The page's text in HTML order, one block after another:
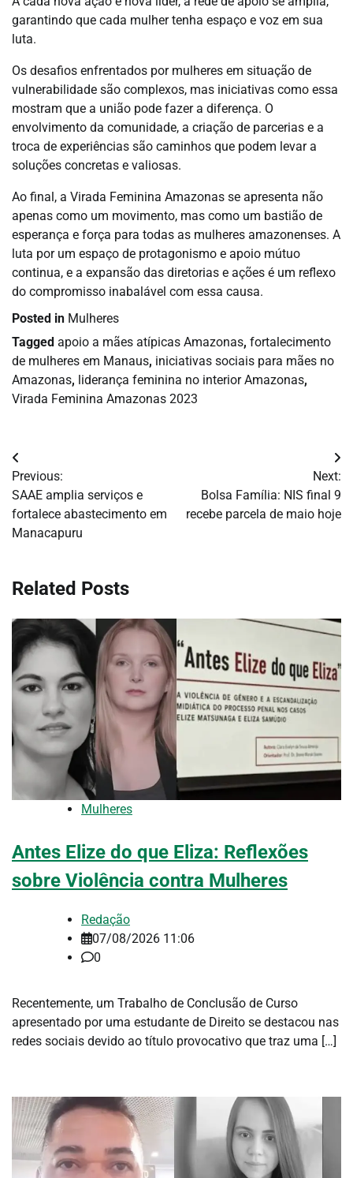
garantindo que cada mulher tenha espaço e voz em sua
luta.
Os desafios enfrentados por mulheres em situação de
vulnerabilidade são complexos, mas iniciativas como essa
mostram que a união pode fazer a diferença. O
envolvimento da comunidade, a criação de parcerias e a
troca de experiências são caminhos que podem levar a
soluções concretas e valiosas.
Ao final, a Virada Feminina Amazonas se apresenta não
apenas como um movimento, mas como um bastião de
esperança e força para todas as mulheres amazonenses. A
luta por um espaço de protagonismo e apoio mútuo
continua, e a expansão das diretorias e ações é um reflexo
do compromisso inabalável com essa causa.
Posted in Mulheres
Tagged apoio a mães atípicas Amazonas, fortalecimento
de mulheres em Manaus, iniciativas sociais para mães no
Amazonas, liderança feminina no interior Amazonas,
Virada Feminina Amazonas 2023
Navegação
de
Post
Previous:
SAAE amplia serviços e
fortalece abastecimento em
Manacapuru
Next:
Bolsa Família: NIS final 9
recebe parcela de maio hoje
Related Posts
Mulheres
Antes Elize do que Eliza: Reflexões
sobre Violência contra Mulheres
Redação
07/08/2026 11:06
0
Recentemente, um Trabalho de Conclusão de Curso
apresentado por uma estudante de Direito se destacou nas
redes sociais devido ao título provocativo que traz uma […]